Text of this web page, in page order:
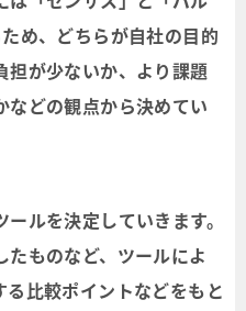
め、どちらが自社の目的
担が少ないか、より課題
などの観点から決めてい
ルを決定していきます。
ものなど、ツールによ
比較ポイントなどをもと